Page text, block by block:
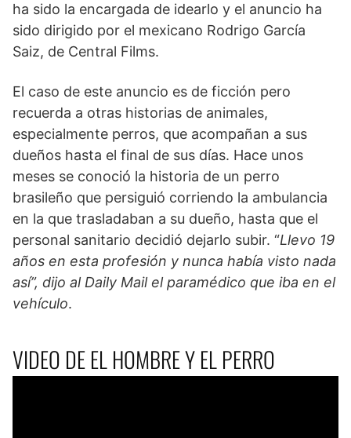
ha sido la encargada de idearlo y el anuncio ha
sido dirigido por el mexicano Rodrigo García
Saiz, de Central Films.
El caso de este anuncio es de ficción pero
recuerda a otras historias de animales,
especialmente perros, que acompañan a sus
dueños hasta el final de sus días. Hace unos
meses se conoció la historia de un perro
brasileño que persiguió corriendo la ambulancia
en la que trasladaban a su dueño, hasta que el
personal sanitario decidió dejarlo subir. “Llevo 19
años en esta profesión y nunca había visto nada
así”, dijo al Daily Mail el paramédico que iba en el
vehículo.
VIDEO DE EL HOMBRE Y EL PERRO